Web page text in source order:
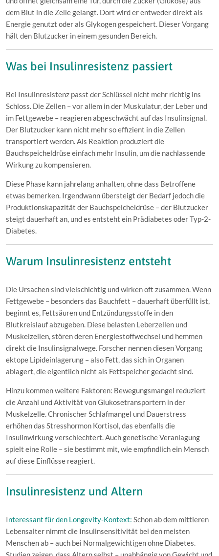
dem Blut in die Zelle gelangt. Dort wird er entweder direkt als
Energie genutzt oder als Glykogen gespeichert. Dieser Vorgang
hält den Blutzucker in einem gesunden Bereich.
Was bei Insulinresistenz passiert
Bei Insulinresistenz passt der Schlüssel nicht mehr richtig ins
Schloss. Die Zellen – vor allem in der Muskulatur, der Leber und
im Fettgewebe – reagieren abgeschwächt auf das Insulinsignal.
Der Blutzucker kann nicht mehr so effizient in die Zellen
transportiert werden. Als Reaktion produziert die
Bauchspeicheldrüse einfach mehr Insulin, um die nachlassende
Wirkung zu kompensieren.
Diese Phase kann jahrelang anhalten, ohne dass Betroffene
etwas bemerken. Irgendwann übersteigt der Bedarf jedoch die
Produktionskapazität der Bauchspeicheldrüse – der Blutzucker
steigt dauerhaft an, und es entsteht ein Prädiabetes oder Typ-2-
Diabetes.
Warum Insulinresistenz entsteht
Die Ursachen sind vielschichtig und wirken oft zusammen. Wenn
Fettgewebe – besonders das Bauchfett – dauerhaft überfüllt ist,
beginnt es, Fettsäuren und Entzündungsstoffe in den
Blutkreislauf abzugeben. Diese belasten Leberzellen und
Muskelzellen, stören deren Energiestoffwechsel und hemmen
direkt die Insulinsignalwege. Forscher nennen diesen Vorgang
ektope Lipideinlagerung – also Fett, das sich in Organen
ablagert, die eigentlich nicht als Fettspeicher gedacht sind.
Hinzu kommen weitere Faktoren: Bewegungsmangel reduziert
die Anzahl und Aktivität von Glukosetransportern in der
Muskelzelle. Chronischer Schlafmangel und Dauerstress
erhöhen das Stresshormon Kortisol, das ebenfalls die
Insulinwirkung verschlechtert. Auch genetische Veranlagung
spielt eine Rolle – sie bestimmt mit, wie empfindlich ein Mensch
auf diese Einflüsse reagiert.
Insulinresistenz und Altern
Interessant für den Longevity-Kontext: Schon ab dem mittleren
Lebensalter nimmt die Insulinsensitivität bei den meisten
Menschen ab – auch bei Normalgewichtigen ohne Diabetes.